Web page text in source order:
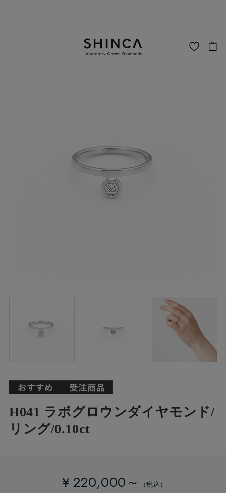
H041 ラボグロウンダイヤモンド/
リング/0.10ct
￥220,000～